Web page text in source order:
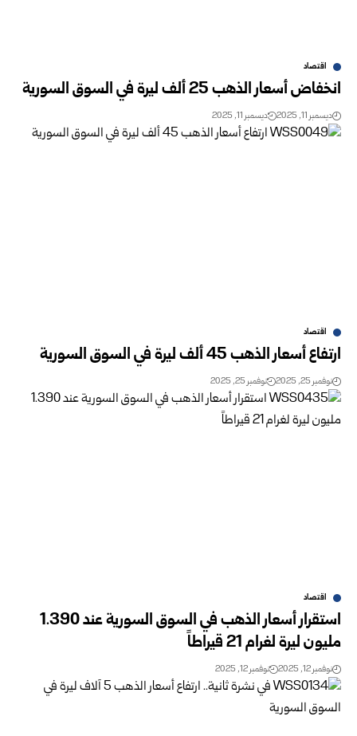
اقتصاد
انخفاض أسعار الذهب 25 ألف ليرة في السوق السورية
ديسمبر 11, 2025 ديسمبر 11, 2025
اقتصاد
ارتفاع أسعار الذهب 45 ألف ليرة في السوق السورية
نوفمبر 25, 2025 نوفمبر 25, 2025
اقتصاد
استقرار أسعار الذهب في السوق السورية عند 1.390
مليون ليرة لغرام 21 قيراطاً
نوفمبر 12, 2025 نوفمبر 12, 2025